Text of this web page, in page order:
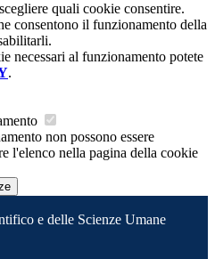
quali cookie consentire.
consentono il funzionamento della
necessari al funzionamento potete
.
non possono essere
l'elenco nella pagina della cookie
e delle Scienze Umane